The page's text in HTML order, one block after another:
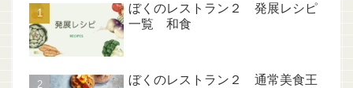
ぼくのレストラン２ 発展レシピ
一覧 和食
ぼくのレストラン２ 通常美食王